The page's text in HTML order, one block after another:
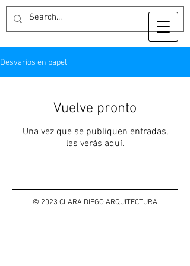
Desvaríos en papel
Vuelve pronto
Una vez que se publiquen entradas,
las verás aquí.
© 2023 CLARA DIEGO ARQUITECTURA